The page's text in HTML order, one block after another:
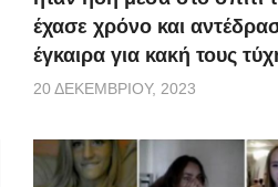
έχασε χρόνο και
έγκαιρα για κακή τους
20 ΔΕΚΕΜΒΡΊΟΥ, 2023